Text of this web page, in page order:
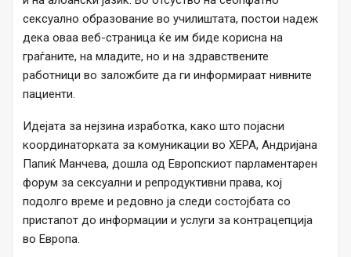
сексуално образование во училиштата, постои надеж
дека оваа веб-страница ќе им биде корисна на
граѓаните, на младите, но и на здравствените
работници во заложбите да ги информираат нивните
пациенти.
Идејата за нејзина изработка, како што појасни
координаторката за комуникации во ХЕРА, Андријана
Папиќ Манчева, дошла од Европскиот парламентарен
форум за сексуални и репродуктивни права, кој
подолго време и редовно ја следи состојбата со
пристапот до информации и услуги за контрацепција
во Европа.